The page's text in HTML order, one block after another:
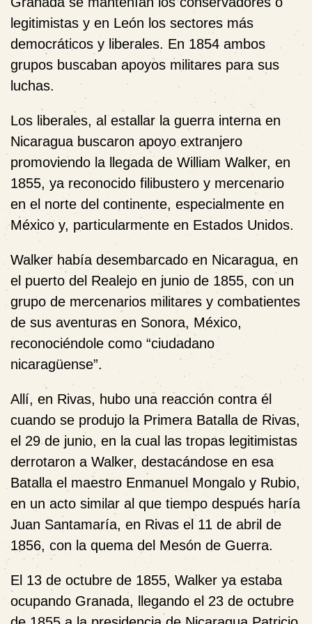
legitimistas y en León los sectores más
democráticos y liberales. En 1854 ambos
grupos buscaban apoyos militares para sus
luchas.
Los liberales, al estallar la guerra interna en
Nicaragua buscaron apoyo extranjero
promoviendo la llegada de William Walker, en
1855, ya reconocido filibustero y mercenario
en el norte del continente, especialmente en
México y, particularmente en Estados Unidos.
Walker había desembarcado en Nicaragua, en
el puerto del Realejo en junio de 1855, con un
grupo de mercenarios militares y combatientes
de sus aventuras en Sonora, México,
reconociéndole como “ciudadano
nicaragüense”.
Allí, en Rivas, hubo una reacción contra él
cuando se produjo la Primera Batalla de Rivas,
el 29 de junio, en la cual las tropas legitimistas
derrotaron a Walker, destacándose en esa
Batalla el maestro Enmanuel Mongalo y Rubio,
en un acto similar al que tiempo después haría
Juan Santamaría, en Rivas el 11 de abril de
1856, con la quema del Mesón de Guerra.
El 13 de octubre de 1855, Walker ya estaba
ocupando Granada, llegando el 23 de octubre